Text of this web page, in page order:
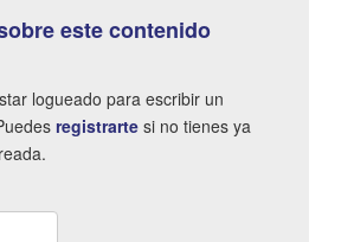
este contenido
logueado para escribir un
registrarte si no tienes ya